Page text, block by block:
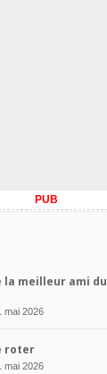
PUB
la meilleur ami du
mai 2026
roter
mai 2026